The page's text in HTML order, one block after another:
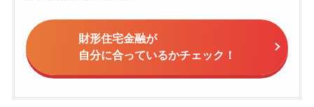
財形住宅金融が
自分に合っているかチェック！